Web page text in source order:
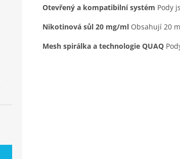
Otevřený a kompatibilní systém Pody
Nikotinová sůl 20 mg/ml Obsahují 20
Mesh spirálka a technologie QUAQ